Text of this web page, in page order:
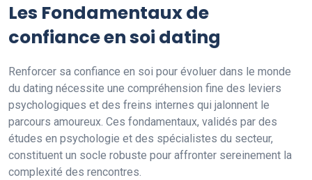
Les Fondamentaux de
confiance en soi dating
Renforcer sa confiance en soi pour évoluer dans le monde
du dating nécessite une compréhension fine des leviers
psychologiques et des freins internes qui jalonnent le
parcours amoureux. Ces fondamentaux, validés par des
études en psychologie et des spécialistes du secteur,
constituent un socle robuste pour affronter sereinement la
complexité des rencontres.